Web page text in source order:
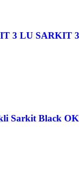
3 LU SARKIT
Sarkit Black